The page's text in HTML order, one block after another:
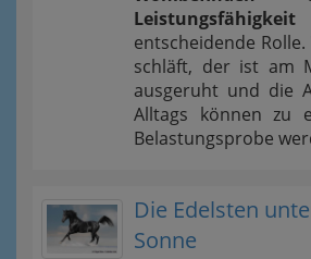
Leistungsfähigkeit
entscheidende
schläft, der ist am
ausgeruht und die
Alltags können zu
Belastungsprobe
Die Edelsten
Sonne